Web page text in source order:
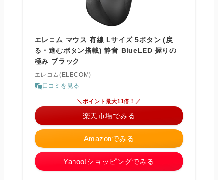
エレコム マウス 有線 Lサイズ 5ボタン (戻
る・進むボタン搭載) 静音 BlueLED 握りの
極み ブラック
エレコム(ELECOM)
口コミを見る
Amazonでみる
＼ポイント最大11倍！／
楽天市場でみる
Yahoo!ショッピングでみる